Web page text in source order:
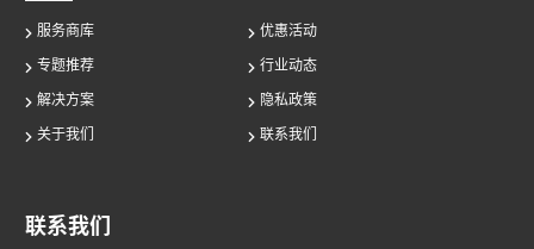
服务商库
优惠活动
专题推荐
行业动态
解决方案
隐私政策
关于我们
联系我们
联系我们